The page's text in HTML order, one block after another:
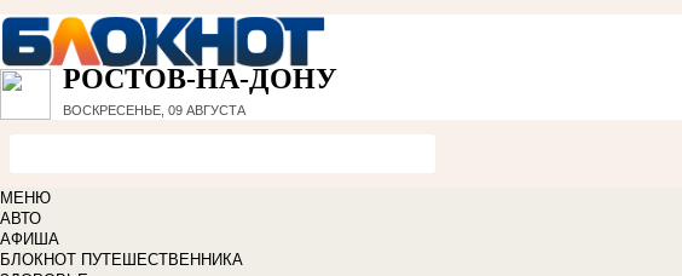
РОСТОВ-НА-ДОНУ
ВОСКРЕСЕНЬЕ, 09 АВГУСТА
МЕНЮ
АВТО
АФИША
БЛОКНОТ ПУТЕШЕСТВЕННИКА